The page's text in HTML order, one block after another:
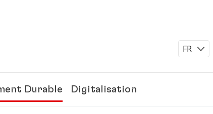
FR
Durable Digitalisation